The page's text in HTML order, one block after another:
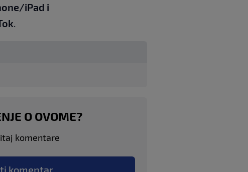
iPad i
O OVOME?
komentare
komentar